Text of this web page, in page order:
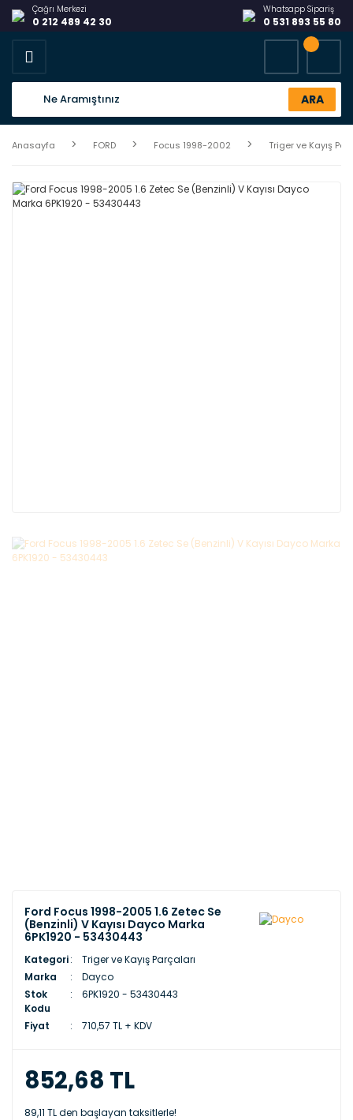
Çağrı Merkezi
0 212 489 42 30
Whatsapp Sipariş
0 531 893 55 80
ARA
Anasayfa FORD Focus 1998-2002 Triger ve Kayış
Ford Focus 1998-2005 1.6 Zetec Se
(Benzinli) V Kayısı Dayco Marka
6PK1920 - 53430443
Kategori
Triger ve Kayış Parçaları
Marka
Dayco
Stok
Kodu
6PK1920 - 53430443
Fiyat 710,57 TL + KDV
852,68 TL
89,11 TL den başlayan taksitlerle!